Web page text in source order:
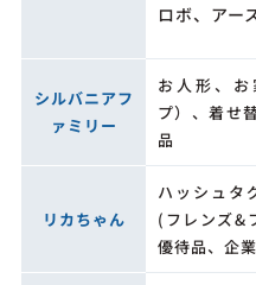
ロボ、アー
シルバニアフ
ァミリー
お人形、
プ）、着せ
品
リカちゃん
ハッシュタ
(フレンズ&
優待品、企